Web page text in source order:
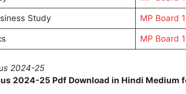
Study MP Board
MP Board
2024-25
2024-25 Pdf Download in Hindi Medium